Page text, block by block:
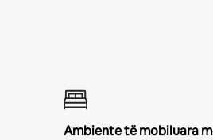
Ambiente të mobiluara